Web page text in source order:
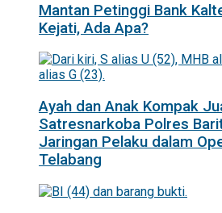
Mantan Petinggi Bank
Kejati, Ada Apa?
Ayah dan Anak Kompak
Satresnarkoba Polres
Jaringan Pelaku dalam
Telabang